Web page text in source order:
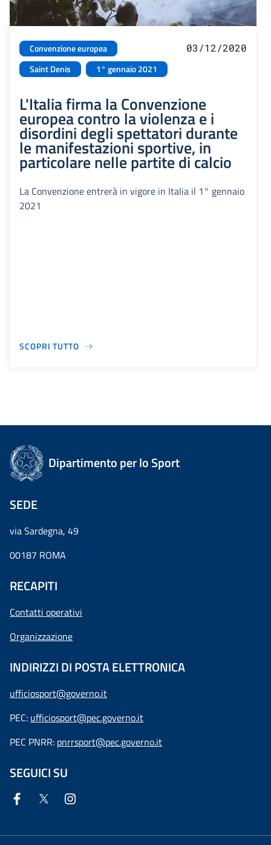
Convenzione europea
Saint Denis
1° gennaio 2021
03/12/2020
L'Italia firma la Convenzione
europea contro la violenza e i
disordini degli spettatori durante
le manifestazioni sportive, in
particolare nelle partite di calcio
La Convenzione entrerà in vigore in Italia il 1° gennaio
2021
SCOPRI TUTTO
Dipartimento per lo Sport
SEDE
via Sardegna, 49
00187 ROMA
RECAPITI
Contatti operativi
Organizzazione
INDIRIZZI DI POSTA ELETTRONICA
ufficiosport@governo.it
PEC: ufficiosport@pec.governo.it
PEC PNRR: pnrrsport@pec.governo.it
SEGUICI SU